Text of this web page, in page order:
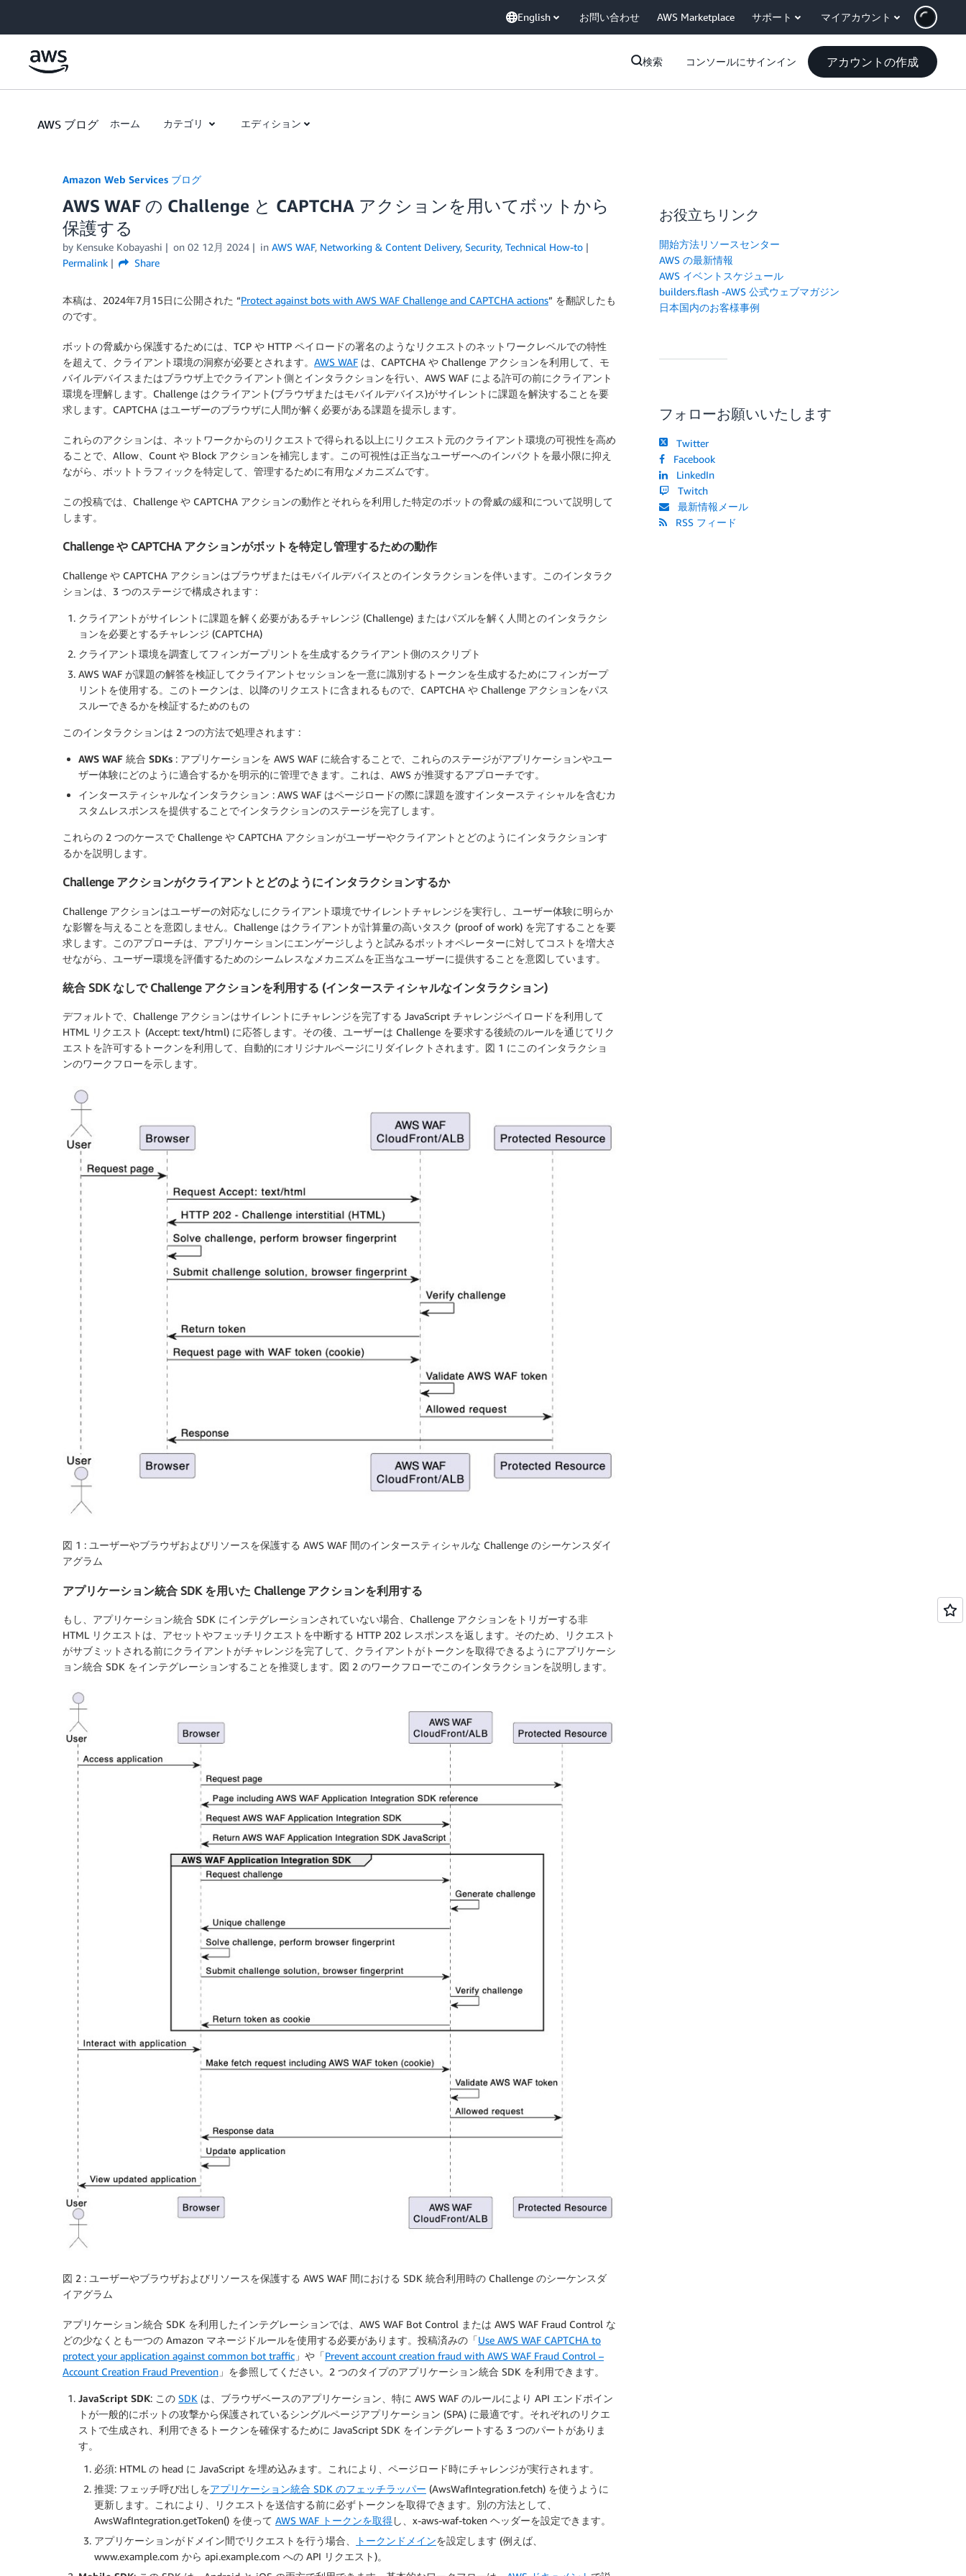
English お問い合わせ AWS Marketplace サポート マイアカウント
検索 コンソールにサインイン アカウントの作成
AWS ブログ ホーム カテゴリ エディション
Amazon Web Services ブログ
AWS WAF の Challenge と CAPTCHA アクションを用いてボットから
保護する
by Kensuke Kobayashi on 02 12月 2024 in AWS WAF, Networking & Content Delivery, Security, Technical How-to
Permalink
Share
本稿は、2024年7月15日に公開された “Protect against bots with AWS WAF Challenge and CAPTCHA actions” を翻訳したも
のです。
ボットの脅威から保護するためには、TCP や HTTP ペイロードの署名のようなリクエストのネットワークレベルでの特性
を超えて、クライアント環境の洞察が必要とされます。 AWS WAF は、CAPTCHA や Challenge アクションを利用して、モ
バイルデバイスまたはブラウザ上でクライアント側とインタラクションを行い、AWS WAF による許可の前にクライアント
環境を理解します。Challenge はクライアント(ブラウザまたはモバイルデバイス)がサイレントに課題を解決することを要
求します。CAPTCHA はユーザーのブラウザに人間が解く必要がある課題を提示します。
これらのアクションは、ネットワークからのリクエストで得られる以上にリクエスト元のクライアント環境の可視性を高め
ることで、Allow、Count や Block アクションを補完します。この可視性は正当なユーザーへのインパクトを最小限に抑え
ながら、ボットトラフィックを特定して、管理するために有用なメカニズムです。
この投稿では、Challenge や CAPTCHA アクションの動作とそれらを利用した特定のボットの脅威の緩和について説明して
します。
Challenge や CAPTCHA アクションがボットを特定し管理するための動作
Challenge や CAPTCHA アクションはブラウザまたはモバイルデバイスとのインタラクションを伴います。このインタラク
ションは、3 つのステージで構成されます :
クライアントがサイレントに課題を解く必要があるチャレンジ (Challenge) またはパズルを解く人間とのインタラクシ
ョンを必要とするチャレンジ (CAPTCHA)
クライアント環境を調査してフィンガープリントを生成するクライアント側のスクリプト
AWS WAF が課題の解答を検証してクライアントセッションを一意に識別するトークンを生成するためにフィンガープ
リントを使用する。このトークンは、以降のリクエストに含まれるもので、CAPTCHA や Challenge アクションをパス
スルーできるかを検証するためのもの
このインタラクションは 2 つの方法で処理されます :
AWS WAF 統合 SDKs : アプリケーションを AWS WAF に統合することで、これらのステージがアプリケーションやユー
ザー体験にどのように適合するかを明示的に管理できます。これは、AWS が推奨するアプローチです。
インタースティシャルなインタラクション : AWS WAF はページロードの際に課題を渡すインタースティシャルを含むカ
スタムレスポンスを提供することでインタラクションのステージを完了します。
これらの 2 つのケースで Challenge や CAPTCHA アクションがユーザーやクライアントとどのようにインタラクションす
るかを説明します。
Challenge アクションがクライアントとどのようにインタラクションするか
Challenge アクションはユーザーの対応なしにクライアント環境でサイレントチャレンジを実行し、ユーザー体験に明らか
な影響を与えることを意図しません。Challenge はクライアントが計算量の高いタスク (proof of work) を完了することを要
求します。このアプローチは、アプリケーションにエンゲージしようと試みるボットオペレーターに対してコストを増大さ
せながら、ユーザー環境を評価するためのシームレスなメカニズムを正当なユーザーに提供することを意図しています。
統合 SDK なしで Challenge アクションを利用する (インタースティシャルなインタラクション)
デフォルトで、Challenge アクションはサイレントにチャレンジを完了する JavaScript チャレンジペイロードを利用して
HTML リクエスト (Accept: text/html) に応答します。その後、ユーザーは Challenge を要求する後続のルールを通じてリク
エストを許可するトークンを利用して、自動的にオリジナルページにリダイレクトされます。図 1 にこのインタラクショ
ンのワークフローを示します。
図 1 : ユーザーやブラウザおよびリソースを保護する AWS WAF 間のインタースティシャルな Challenge のシーケンスダイ
アグラム
アプリケーション統合 SDK を用いた Challenge アクションを利用する
もし、アプリケーション統合 SDK にインテグレーションされていない場合、Challenge アクションをトリガーする非
HTML リクエストは、アセットやフェッチリクエストを中断する HTTP 202 レスポンスを返します。そのため、リクエスト
がサブミットされる前にクライアントがチャレンジを完了して、クライアントがトークンを取得できるようにアプリケーシ
ョン統合 SDK をインテグレーションすることを推奨します。図 2 のワークフローでこのインタラクションを説明します。
図 2 : ユーザーやブラウザおよびリソースを保護する AWS WAF 間における SDK 統合利用時の Challenge のシーケンスダ
イアグラム
アプリケーション統合 SDK を利用したインテグレーションでは、AWS WAF Bot Control または AWS WAF Fraud Control な
どの少なくとも一つの Amazon マネージドルールを使用する必要があります。投稿済みの「Use AWS WAF CAPTCHA to
protect your application against common bot traffic 」や「Prevent account creation fraud with AWS WAF Fraud Control –
Account Creation Fraud Prevention 」を参照してください。2 つのタイプのアプリケーション統合 SDK を利用できます。
JavaScript SDK: この SDK は、ブラウザベースのアプリケーション、特に AWS WAF のルールにより API エンドポイン
トが一般的にボットの攻撃から保護されているシングルページアプリケーション (SPA) に最適です。それぞれのリクエ
ストで生成され、利用できるトークンを確保するために JavaScript SDK をインテグレートする 3 つのパートがありま
す。
必須: HTML の head に JavaScript を埋め込みます。これにより、ページロード時にチャレンジが実行されます。
推奨: フェッチ呼び出しをアプリケーション統合 SDK のフェッチラッパー (AwsWafIntegration.fetch) を使うように
更新します。これにより、リクエストを送信する前に必ずトークンを取得できます。別の方法として、
AwsWafIntegration.getToken() を使って AWS WAF トークンを取得し、x-aws-waf-token ヘッダーを設定できます。
アプリケーションがドメイン間でリクエストを行う場合、
トークンドメインを設定します (例えば、
www.example.com から api.example.com への API リクエスト)。
お役立ちリンク
開始方法リソースセンター
AWS の最新情報
AWS イベントスケジュール
builders.flash -AWS 公式ウェブマガジン
日本国内のお客様事例
フォローお願いいたします
Twitter
Facebook
LinkedIn
Twitch
最新情報メール
RSS フィード